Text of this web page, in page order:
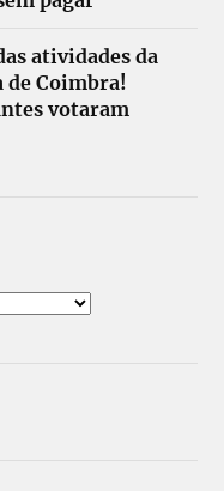
atividades da
de Coimbra!
votaram